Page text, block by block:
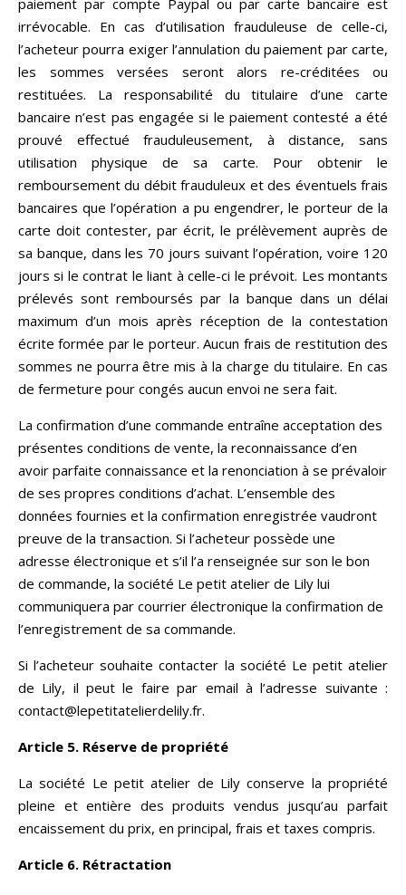
paiement par compte Paypal ou par carte bancaire est
irrévocable. En cas d’utilisation frauduleuse de celle-ci,
l’acheteur pourra exiger l’annulation du paiement par carte,
les sommes versées seront alors re-créditées ou
restituées. La responsabilité du titulaire d’une carte
bancaire n’est pas engagée si le paiement contesté a été
prouvé effectué frauduleusement, à distance, sans
utilisation physique de sa carte. Pour obtenir le
remboursement du débit frauduleux et des éventuels frais
bancaires que l’opération a pu engendrer, le porteur de la
carte doit contester, par écrit, le prélèvement auprès de
sa banque, dans les 70 jours suivant l’opération, voire 120
jours si le contrat le liant à celle-ci le prévoit. Les montants
prélevés sont remboursés par la banque dans un délai
maximum d’un mois après réception de la contestation
écrite formée par le porteur. Aucun frais de restitution des
sommes ne pourra être mis à la charge du titulaire. En cas
de fermeture pour congés aucun envoi ne sera fait.
La confirmation d’une commande entraîne acceptation des
présentes conditions de vente, la reconnaissance d’en
avoir parfaite connaissance et la renonciation à se prévaloir
de ses propres conditions d’achat. L’ensemble des
données fournies et la confirmation enregistrée vaudront
preuve de la transaction. Si l’acheteur possède une
adresse électronique et s’il l’a renseignée sur son le bon
de commande, la société Le petit atelier de Lily lui
communiquera par courrier électronique la confirmation de
l’enregistrement de sa commande.
Si l’acheteur souhaite contacter la société Le petit atelier
de Lily, il peut le faire par email à l’adresse suivante :
contact@lepetitatelierdelily.fr.
Article 5. Réserve de propriété
La société Le petit atelier de Lily conserve la propriété
pleine et entière des produits vendus jusqu’au parfait
encaissement du prix, en principal, frais et taxes compris.
Article 6. Rétractation